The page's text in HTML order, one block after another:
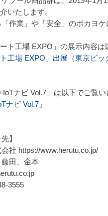
いたします。
作業」や「安全」のポカヨケ
ト工場 EXPO」の展示内容は
ト工場 EXPO」出展（東京ビ
ナビ Vol.7」は以下でご覧い
ナビ Vol.7」
】
社 https://www.herutu.co.jp/
田、金本
3555